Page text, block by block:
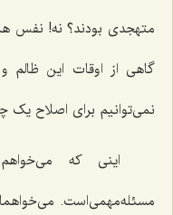
متهجدی بودند؟ نه! نفس
گاهی از اوقات این
نمی‌توانیم برای اصلاح یک
اینی که
مسئله‌مهمی‌است.